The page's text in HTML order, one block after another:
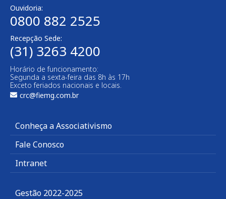
Ouvidoria:
0800 882 2525
Recepção Sede:
(31) 3263 4200
Horário de funcionamento:
Segunda a sexta-feira das 8h às 17h
Exceto feriados nacionais e locais.
crc@fiemg.com.br
Conheça a Associativismo
Fale Conosco
Intranet
Gestão 2022-2025